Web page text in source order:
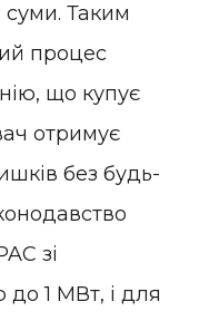
Таким
процес
що купує
отримує
без будь-
зі
1 МВт, і для